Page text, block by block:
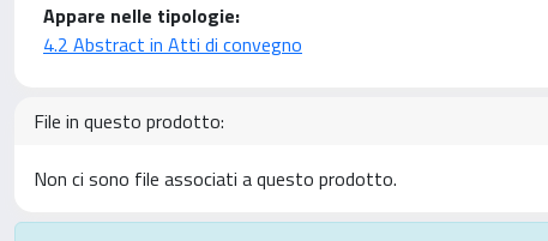
Appare nelle tipologie:
4.2 Abstract in Atti di convegno
File in questo prodotto:
Non ci sono file associati a questo prodotto.